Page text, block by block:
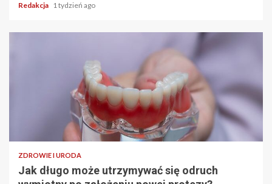
Redakcja 1 tydzień ago
ZDROWIE I URODA
Jak długo może utrzymywać się odruch